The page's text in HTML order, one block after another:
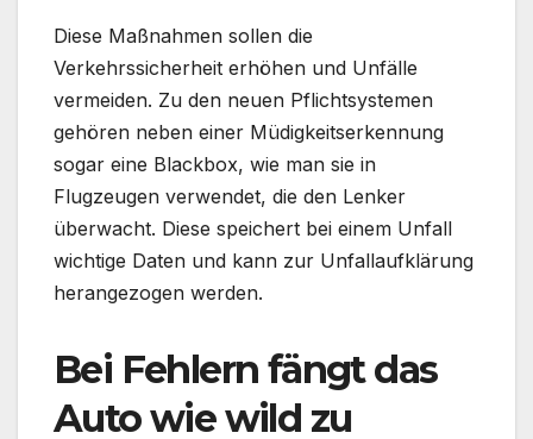
Diese Maßnahmen sollen die
Verkehrssicherheit erhöhen und Unfälle
vermeiden. Zu den neuen Pflichtsystemen
gehören neben einer Müdigkeitserkennung
sogar eine Blackbox, wie man sie in
Flugzeugen verwendet, die den Lenker
überwacht. Diese speichert bei einem Unfall
wichtige Daten und kann zur Unfallaufklärung
herangezogen werden.
Bei Fehlern fängt das
Auto wie wild zu